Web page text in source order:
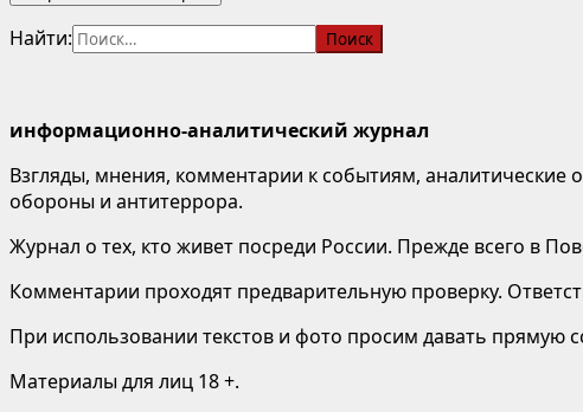
Найти:
информационно-аналитический журнал
Взгляды, мнения, комментарии к событиям, аналитические
обороны и антитеррора.
Журнал о тех, кто живет посреди России. Прежде всего в
Комментарии проходят предварительную проверку.
При использовании текстов и фото просим давать прямую
Материалы для лиц 18 +.